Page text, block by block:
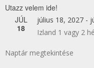
Utazz velem ide!
JÚL
18
július 18, 2027 -
Izland 1 vagy 2
Naptár megtekintése